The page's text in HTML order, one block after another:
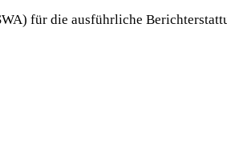
für die ausführliche